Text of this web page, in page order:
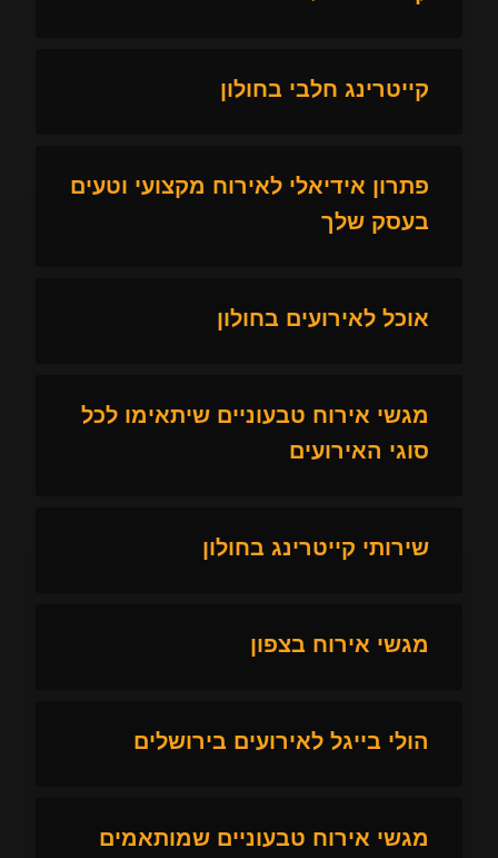
קייטרינג חלבי בחולון
פתרון אידיאלי לאירוח מקצועי וטעים
בעסק שלך
אוכל לאירועים בחולון
מגשי אירוח טבעוניים שיתאימו לכל
סוגי האירועים
שירותי קייטרינג בחולון
מגשי אירוח בצפון
הולי בייגל לאירועים בירושלים
מגשי אירוח טבעוניים שמותאמים